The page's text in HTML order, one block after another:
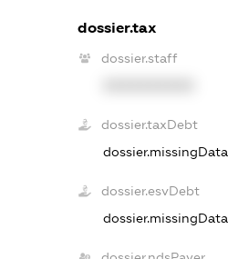
dossier.tax
dossier.staff
dossier.taxDebt
dossier.missingData
dossier.esvDebt
dossier.missingData